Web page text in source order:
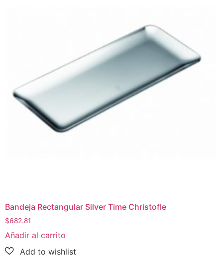
Bandeja Rectangular Silver Time Christofle
$682.81
Añadir al carrito